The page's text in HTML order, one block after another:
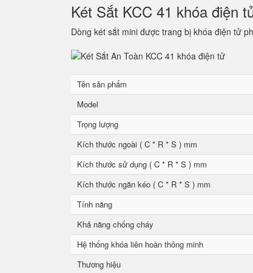
Két Sắt KCC 41 khóa điện
Dòng két sắt mini được trang bị khóa điện tử
Tên sản phẩm
Model
Trọng lượng
Kích thước ngoài ( C * R * S ) mm
Kích thước sử dụng ( C * R * S ) mm
Kích thước ngăn kéo ( C * R * S ) mm
Tính năng
Khả năng chống cháy
Hệ thống khóa liên hoàn thông minh
Thương hiệu